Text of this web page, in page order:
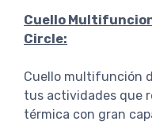
Cuello
Circle:
Cuello multifunción
tus actividades que
térmica con gran